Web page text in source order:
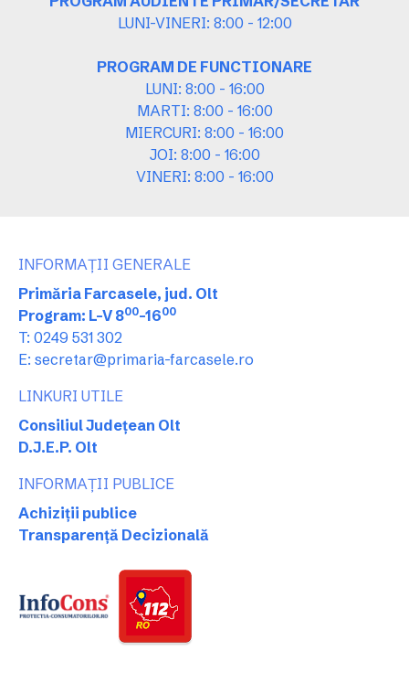
LUNI-VINERI: 8:00 - 12:00
PROGRAM DE FUNCTIONARE
LUNI: 8:00 - 16:00
MARTI: 8:00 - 16:00
MIERCURI: 8:00 - 16:00
JOI: 8:00 - 16:00
VINERI: 8:00 - 16:00
INFORMAȚII GENERALE
Primăria Farcasele, jud. Olt
Program: L-V 800-1600
T: 0249 531 302
E: secretar@primaria-farcasele.ro
LINKURI UTILE
Consiliul Județean Olt
D.J.E.P. Olt
INFORMAȚII PUBLICE
Achiziții publice
Transparență Decizională